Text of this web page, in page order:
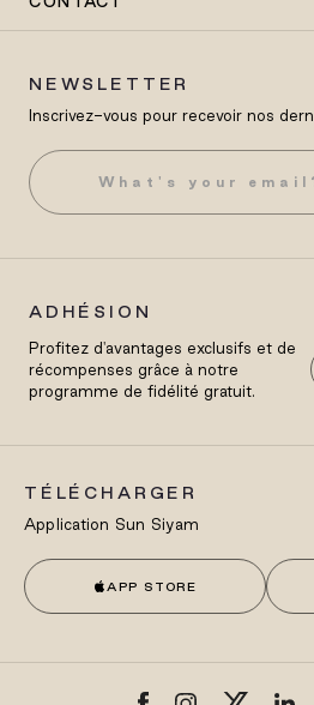
NEWSLETTER
Inscrivez-vous pour recevoir nos
ADHÉSION
Profitez d'avantages exclusifs et de
récompenses grâce à notre
programme de fidélité gratuit.
TÉLÉCHARGER
Application Sun Siyam
APP STORE